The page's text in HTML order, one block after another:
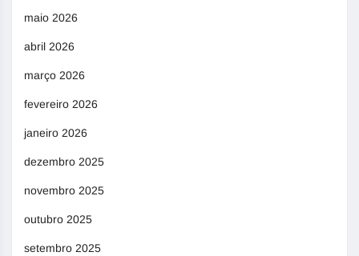
maio 2026
abril 2026
março 2026
fevereiro 2026
janeiro 2026
dezembro 2025
novembro 2025
outubro 2025
setembro 2025